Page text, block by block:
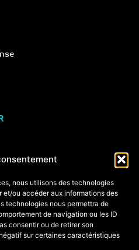
nous utilisons des technologies
ou accéder aux informations des
technologies nous permettra de
de navigation ou les ID
consentir ou de retirer son
sur certaines caractéristiques